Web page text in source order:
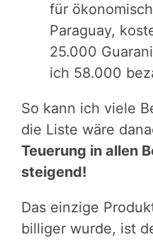
für
Paraguay,
25.000
ich 58.000
So kann ich viele
die Liste wäre
Teuerung in allen
steigend!
Das einzige
billiger wurde, ist